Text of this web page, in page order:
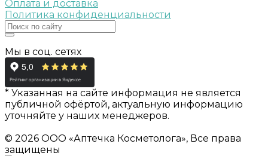
Оплата и доставка
Политика конфиденциальности
Мы в соц. сетях
* Указанная на сайте информация не является
публичной офёртой, актуальную информацию
уточняйте у наших менеджеров.
© 2026 ООО «Аптечка Косметолога», Все права
защищены